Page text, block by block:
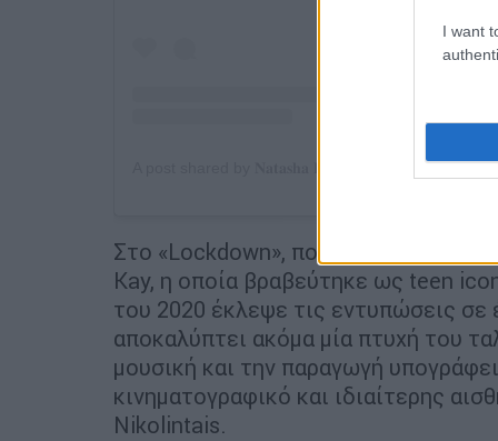
I want
A post shared by 𝐍𝐚𝐭𝐚𝐬𝐡𝐚 𝐊𝐚𝐲 (@itsnatashakay)
Στο «Lockdown», που κυκλοφορεί
Kay, η οποία βραβεύτηκε ως teen
του 2020 έκλεψε τις εντυπώσεις σε
αποκαλύπτει ακόμα μία πτυχή του
μουσική και την παραγωγή
κινηματογραφικό και ιδιαίτερης
Nikolintais.